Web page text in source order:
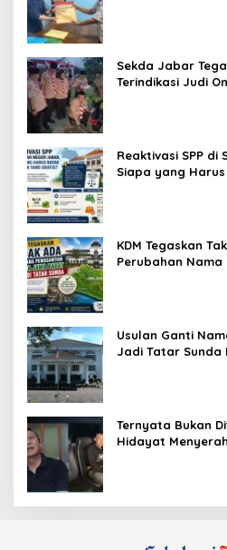
Sekda Jabar
Terindikasi Judi
Reaktivasi SPP di
Siapa yang
KDM Tegaskan
Perubahan
Usulan Ganti
Jadi Tatar Sunda
Ternyata Bukan
Hidayat